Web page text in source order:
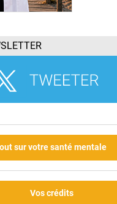
sur votre santé mentale
Vos crédits